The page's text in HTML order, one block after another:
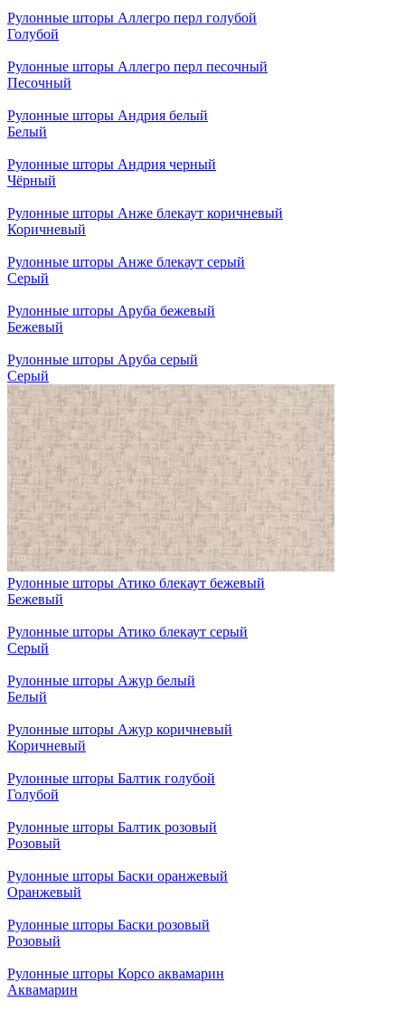
Рулонные шторы Аллегро перл голубой
Голубой
Рулонные шторы Аллегро перл песочный
Песочный
Рулонные шторы Андрия белый
Белый
Рулонные шторы Андрия черный
Чёрный
Рулонные шторы Анже блекаут коричневый
Коричневый
Рулонные шторы Анже блекаут серый
Серый
Рулонные шторы Аруба бежевый
Бежевый
Рулонные шторы Аруба серый
Серый
Рулонные шторы Атико блекаут бежевый
Бежевый
Рулонные шторы Атико блекаут серый
Серый
Рулонные шторы Ажур белый
Белый
Рулонные шторы Ажур коричневый
Коричневый
Рулонные шторы Балтик голубой
Голубой
Рулонные шторы Балтик розовый
Розовый
Рулонные шторы Баски оранжевый
Оранжевый
Рулонные шторы Баски розовый
Розовый
Рулонные шторы Корсо аквамарин
Аквамарин